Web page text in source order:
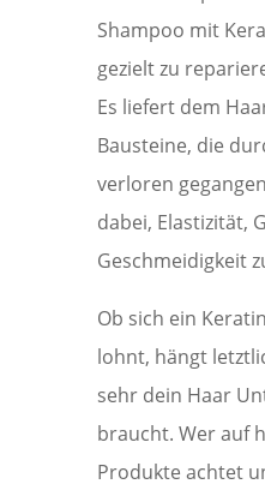
Shampoo mit
gezielt zu
Es liefert dem
Bausteine, die
verloren
dabei, Elastizität,
Geschmeidigkeit
Ob sich ein
lohnt, hängt
sehr dein Haar
braucht. Wer auf
Produkte achtet